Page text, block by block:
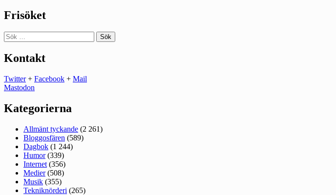
Frisöket
Sök
efter:
Kontakt
Twitter+ Facebook + Mail
Mastodon
Kategorierna
Allmänt tyckande (2 261)
Bloggosfären (589)
Dagbok (1 244)
Humor(339)
Internet (356)
Medier(508)
Musik (355)
Tekniknörderi (265)